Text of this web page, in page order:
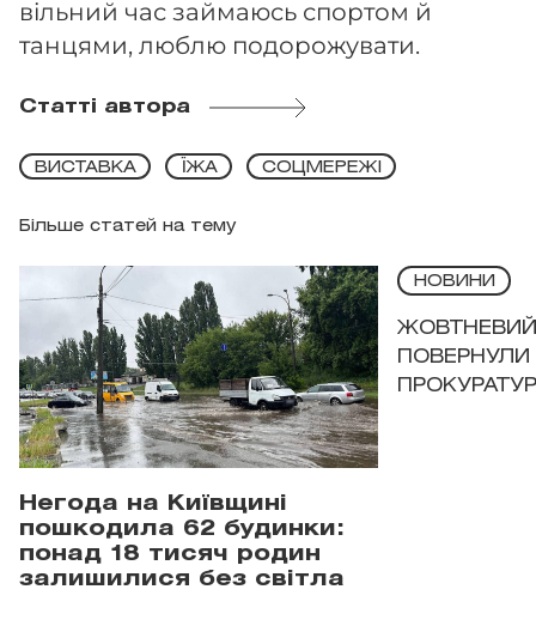
вільний час займаюсь спортом й
танцями, люблю подорожувати.
Статті автора
Більше статей на тему
ВИСТАВКА ЇЖА СОЦМЕРЕЖІ
Негода на Київщині
пошкодила 62 будинки:
понад 18 тисяч родин
залишилися без світла
НОВИНИ
ЖОВТНЕВИЙ
ПОВЕРНУЛИ